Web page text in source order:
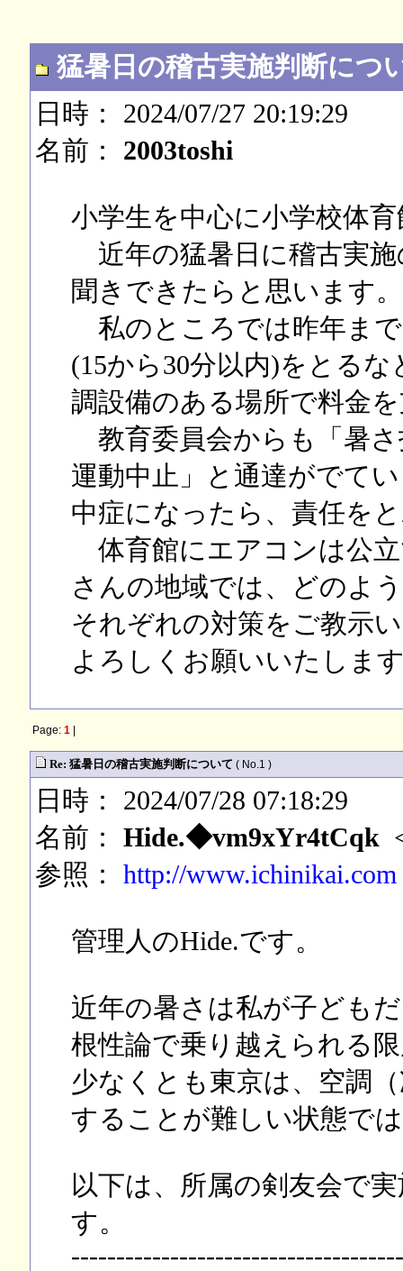
猛暑日の稽古実施判断につ
日時： 2024/07/27 20:19:29
名前： 2003toshi
小学生を中心に小学校体
近年の猛暑日に稽古実
聞きできたらと思いま
私のところでは昨年ま
(15から30分以内)をとる
調設備のある場所で料金
教育委員会からも「暑さ
運動中止」と通達がでて
中症になったら、責任を
体育館にエアコンは公
さんの地域では、どのよ
それぞれの対策をご教示
よろしくお願いいたしま
Page: 1|
Re: 猛暑日の稽古実施判断について ( No.1 )
日時： 2024/07/28 07:18:29
名前： Hide.◆vm9xYr4tCqk
参照： http://www.ichinikai.com
管理人のHide.です。
近年の暑さは私が子ども
根性論で乗り越えられる
少なくとも東京は、空調
することが難しい状態で
以下は、所属の剣友会で
す。